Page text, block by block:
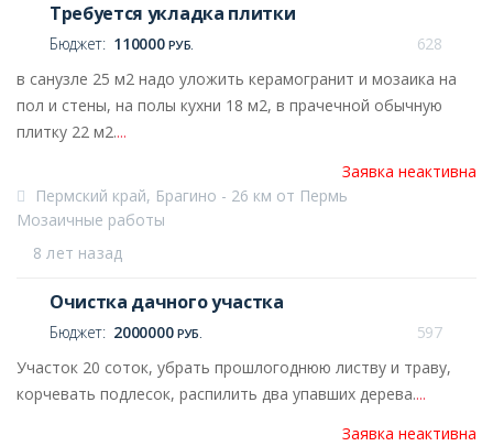
Требуется укладка плитки
Бюджет: 110000РУБ.
628
в санузле 25 м2 надо уложить керамогранит и мозаика на
пол и стены, на полы кухни 18 м2, в прачечной обычную
плитку 22 м2....
Заявка неактивна
8 лет назад
Пермский край, Брагино - 26 км от Пермь
Мозаичные работы
Очистка дачного участка
Бюджет: 2000000 РУБ.
597
Участок 20 соток, убрать прошлогоднюю листву и траву,
корчевать подлесок, распилить два упавших дерева....
Заявка неактивна